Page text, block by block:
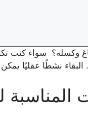
وكسله؟ سواء كنت
نشطًا عقليًا